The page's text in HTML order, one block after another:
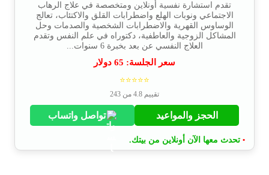
تقدم استشارة نفسية أونلاين ومتخصصة في علاج الرهاب
الاجتماعي ونوبات الهلع واضطرابات القلق والاكتئاب، تعالج
الوساوس القهرية والاضطرابات الشخصية والصدمات وحل
المشاكل الزوجية والعاطفية، دكتوراه في علم النفس وتقدم
العلاج النفسي عن بعد بخبرة 6 سنوات...
سعر الجلسة: 65 دولار
⭐⭐⭐⭐⭐
تقييم 4.8 من 243
الحجز والمواعيد تواصل واتساب
• تحدث معها الآن أونلاين من بيتك.